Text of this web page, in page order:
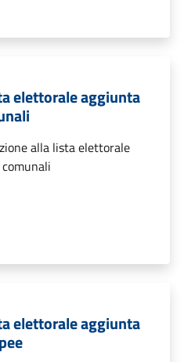
elettorale aggiunta
alla lista elettorale
elettorale aggiunta